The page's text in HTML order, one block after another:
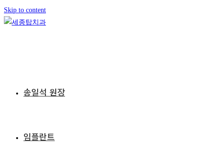
Skip to content
송일석 원장
임플란트